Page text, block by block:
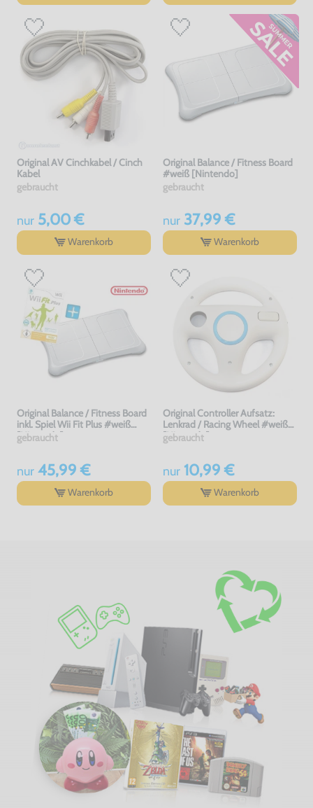
Original AV Cinchkabel / Cinch
Kabel
gebraucht
nur5,00 €
Warenkorb
Original Balance / Fitness Board
#weiß [Nintendo]
gebraucht
nur37,99 €
Warenkorb
Original Balance / Fitness Board
inkl. Spiel Wii Fit Plus #weiß
[Nintendo]
gebraucht
nur45,99 €
Warenkorb
Original Controller Aufsatz:
Lenkrad / Racing Wheel #weiß
[Nintendo]
gebraucht
nur10,99 €
Warenkorb